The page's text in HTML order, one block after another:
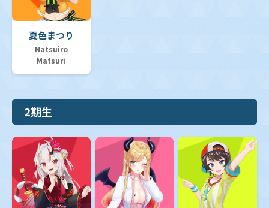
夏色まつり
Natsuiro
Matsuri
2期生